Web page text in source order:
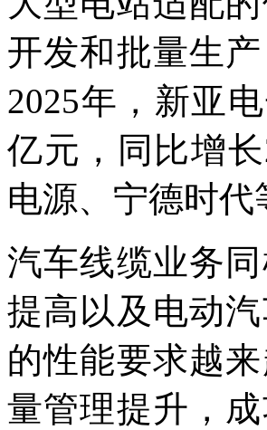
开发和批量生
2025年，新亚
亿元，同比增
电源、宁德时代
汽车线缆业务
提高以及电动
的性能要求越
量管理提升，